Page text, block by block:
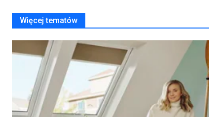
Więcej tematów